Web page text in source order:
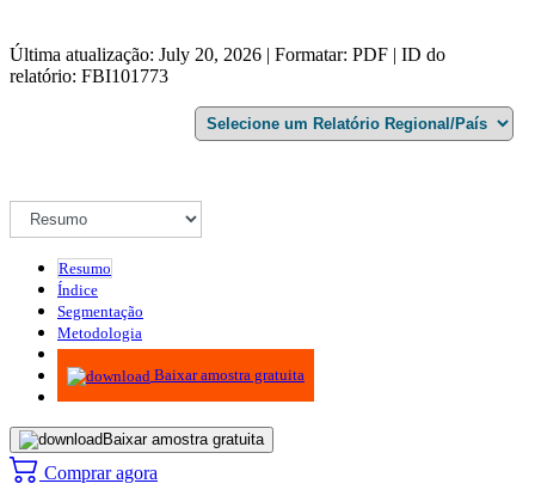
Última atualização: July 20, 2026 | Formatar: PDF | ID do
relatório: FBI101773
Resumo
Índice
Segmentação
Metodologia
Infográficos
Baixar amostra gratuita
Baixar amostra gratuita
Comprar agora